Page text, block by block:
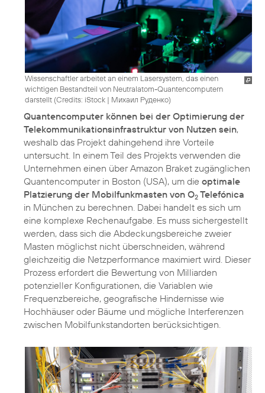
Wissenschaftler arbeitet an einem Lasersystem, das einen
wichtigen Bestandteil von Neutralatom-Quantencomputern
darstellt (Credits: iStock | Михаил Руденко)
Quantencomputer können bei der Optimierung der
Telekommunikationsinfrastruktur von Nutzen sein,
weshalb das Projekt dahingehend ihre Vorteile
untersucht. In einem Teil des Projekts verwenden die
Unternehmen einen über Amazon Braket zugänglichen
Quantencomputer in Boston (USA), um die optimale
Platzierung der Mobilfunkmasten von O2 Telefónica
in München zu berechnen. Dabei handelt es sich um
eine komplexe Rechenaufgabe. Es muss sichergestellt
werden, dass sich die Abdeckungsbereiche zweier
Masten möglichst nicht überschneiden, während
gleichzeitig die Netzperformance maximiert wird. Dieser
Prozess erfordert die Bewertung von Milliarden
potenzieller Konfigurationen, die Variablen wie
Frequenzbereiche, geografische Hindernisse wie
Hochhäuser oder Bäume und mögliche Interferenzen
zwischen Mobilfunkstandorten berücksichtigen.